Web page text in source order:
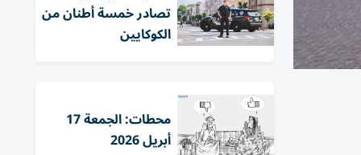
تصادر خمسة أطنان من
الكوكايين
محطات: الجمعة 17
أبريل 2026